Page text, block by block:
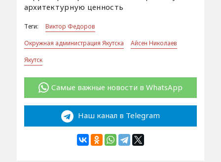
архитектурную ценность
Теги:
Виктор Федоров
Окружная администрация Якутска
Айсен Николаев
Якутск
Самые важные новости в WhatsApp
Наш канал в Telegram